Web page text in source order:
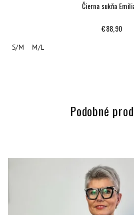
Čierna sukňa
€88,90
S/M M/L
Podobné